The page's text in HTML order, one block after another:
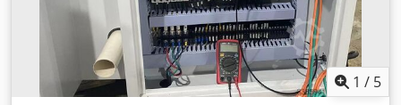
Aasu Tg Spexjrf 3.050 x 1.550 x 550 mm (ancho x alto x
fondo) Observaciones: No hay más datos ni documentos
disponibles. Se puede visitar con cita previa. No nos
hacemos responsables de los detalles técnicos ni de
posibles errores.
1 / 5